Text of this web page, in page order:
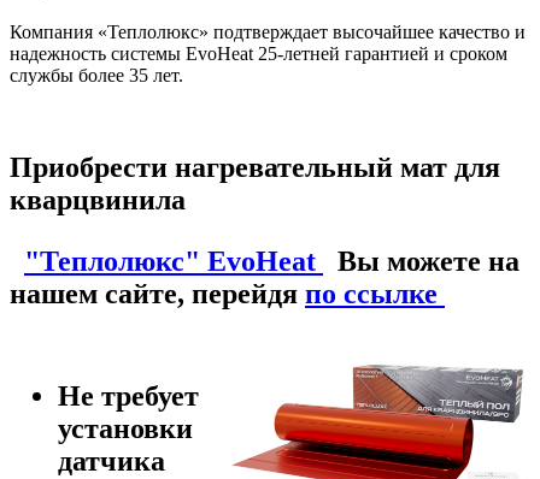
Компания «Теплолюкс» подтверждает высочайшее качество и
надежность системы EvoHeat 25-летней гарантией и сроком
службы более 35 лет.
Приобрести нагревательный мат для
кварцвинила
"Теплолюкс" EvoHeat
Вы можете на
нашем сайте, перейдя по ссылке
Не требует
установки
датчика